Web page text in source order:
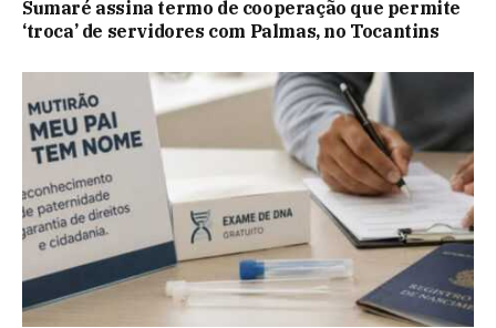
Sumaré assina termo de cooperação que permite
‘troca’ de servidores com Palmas, no Tocantins